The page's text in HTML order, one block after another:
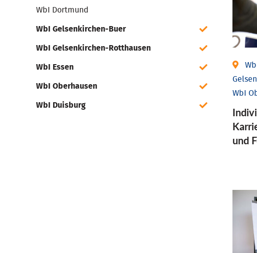
WbI Dortmund
WbI Gelsenkirchen-Buer
WbI Gelsenkirchen-Rotthausen
WbI Essen
WbI Oberhausen
WbI Duisburg
WbI
und